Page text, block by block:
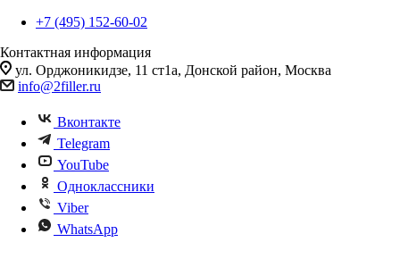
+7 (495) 152-60-02
Контактная информация
ул. Орджоникидзе, 11 ст1а, Донской район, Москва
info@2filler.ru
Вконтакте
Telegram
YouTube
Одноклассники
Viber
WhatsApp